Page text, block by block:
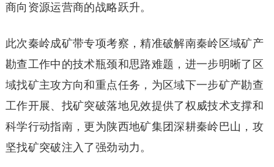
商向资源运营商的战略跃升。
此次秦岭成矿带专项考察，精准破解南秦岭区域矿产
勘查工作中的技术瓶颈和思路难题，进一步明晰了区
域找矿主攻方向和重点任务，为区域下一步矿产勘查
工作开展、找矿突破落地见效提供了权威技术支撑和
科学行动指南，更为陕西地矿集团深耕秦岭巴山，攻
坚找矿突破注入了强劲动力。